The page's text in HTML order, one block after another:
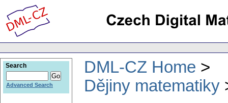
DML-CZ Home
Dějiny matematiky
Search
Advanced Search